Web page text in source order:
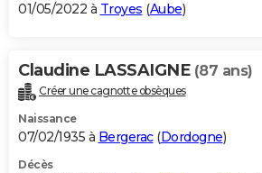
01/05/2022 à Troyes (Aube)
Claudine LASSAIGNE (87 ans)
Créer une cagnotte obsèques
Naissance
07/02/1935 à Bergerac(Dordogne)
Décès